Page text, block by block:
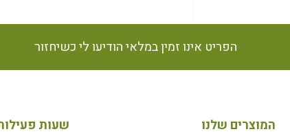
הפריט אינו זמין במלאי הודיעו לי כשיחזור
המוצרים שלנו
שעות